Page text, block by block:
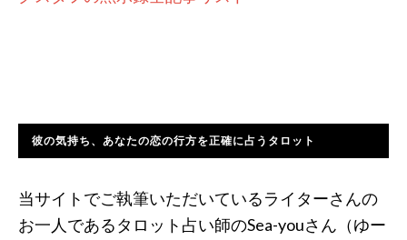
彼の気持ち、あなたの恋の行方を正確に占うタロット
当サイトでご執筆いただいているライターさんの
お一人であるタロット占い師のSea-youさん（ゆー